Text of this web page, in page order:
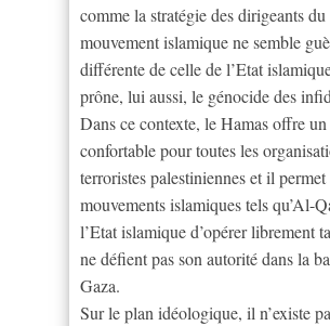
comme la stratégie des dirigeants du
mouvement islamique ne semble
différente de celle de l’Etat
prône, lui aussi, le génocide des
Dans ce contexte, le Hamas offre
confortable pour toutes les
terroristes palestiniennes et il permet
mouvements islamiques tels qu’Al-
l’Etat islamique d’opérer librement
ne défient pas son autorité dans la
Gaza.
Sur le plan idéologique, il n’existe